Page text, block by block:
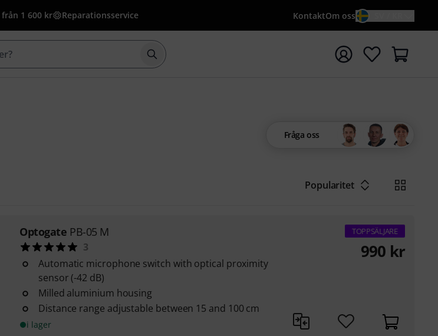
1 600 kr Reparationsservice KontaktOm oss
Börja sökningen med söktermen {searchTerm}
Fråga oss
Popularitet
Optogate PB-05 M
3
Automatic microphone switch with optical proximity
sensor (-42 dB)
Milled aluminium housing
Distance range adjustable between 15 and 100 cm
i lager
TOPPSÄLJARE
990 kr